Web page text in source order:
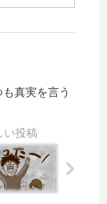
が
後
ぎ
口
は
ゃ
を
や
め
さ
真実を言う